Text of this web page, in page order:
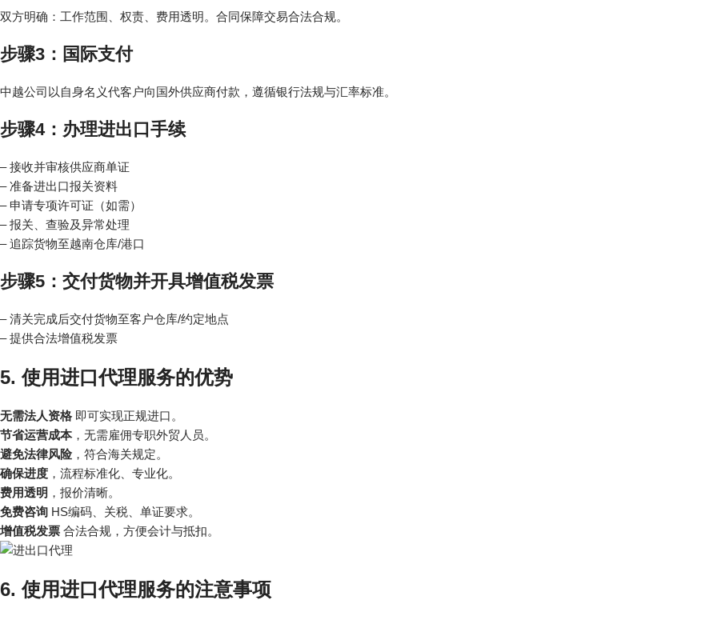
双方明确：工作范围、权责、费用透明。合同保障交易合法合规。
步骤3：国际支付
中越公司以自身名义代客户向国外供应商付款，遵循银行法规与汇率标准。
步骤4：办理进出口手续
– 接收并审核供应商单证
– 准备进出口报关资料
– 申请专项许可证（如需）
– 报关、查验及异常处理
– 追踪货物至越南仓库/港口
步骤5：交付货物并开具增值税发票
– 清关完成后交付货物至客户仓库/约定地点
– 提供合法增值税发票
5. 使用进口代理服务的优势
无需法人资格即可实现正规进口。
节省运营成本，无需雇佣专职外贸人员。
避免法律风险，符合海关规定。
确保进度 ，流程标准化、专业化。
费用透明 ，报价清晰。
免费咨询 HS编码、关税、单证要求。
增值税发票 合法合规，方便会计与抵扣。
6. 使用进口代理服务的注意事项